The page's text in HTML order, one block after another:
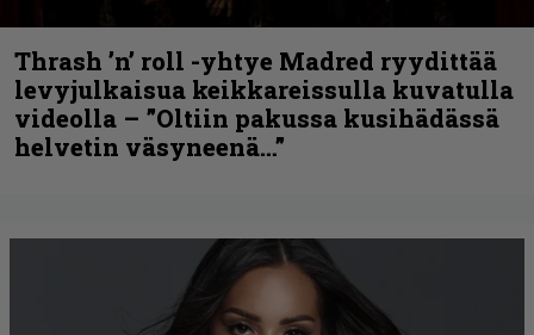
Thrash ’n’ roll -yhtye Madred ryydittää
levyjulkaisua keikkareissulla kuvatulla
videolla – ”Oltiin pakussa kusihädässä
helvetin väsyneenä…”